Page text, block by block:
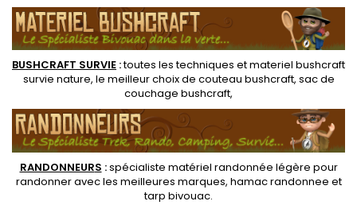
BUSHCRAFT SURVIE :toutes les techniques etmateriel bushcraft
survie nature, le meilleur choix de couteau bushcraft, sac de
couchage bushcraft,
RANDONNEURS :spécialiste matériel randonnée légère pour
randonner avec les meilleures marques, hamac randonnee et
tarp bivouac.